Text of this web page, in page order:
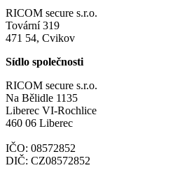
RICOM secure s.r.o.
Tovární 319
471 54, Cvikov
Sídlo společnosti
RICOM secure s.r.o.
Na Bělidle 1135
Liberec VI-Rochlice
460 06 Liberec
IČO: 08572852
DIČ: CZ08572852